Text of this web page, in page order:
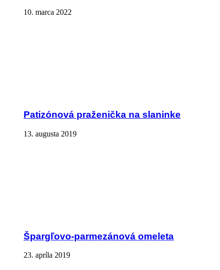
10. marca 2022
Patizónová praženička na slaninke
13. augusta 2019
Špargľovo-parmezánová omeleta
23. apríla 2019